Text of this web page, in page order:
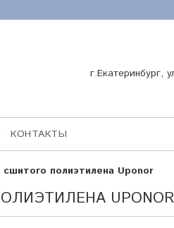
г.Екатеринбург,
КОНТАКТЫ
сшитого полиэтилена Uponor
UPONOR